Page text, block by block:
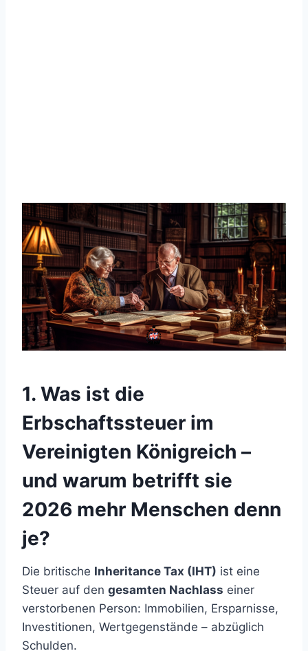
1. Was ist die
Erbschaftssteuer im
Vereinigten Königreich –
und warum betrifft sie
2026 mehr Menschen denn
je?
Die britische Inheritance Tax (IHT) ist eine
Steuer auf den gesamten Nachlass einer
verstorbenen Person: Immobilien, Ersparnisse,
Investitionen, Wertgegenstände – abzüglich
Schulden.